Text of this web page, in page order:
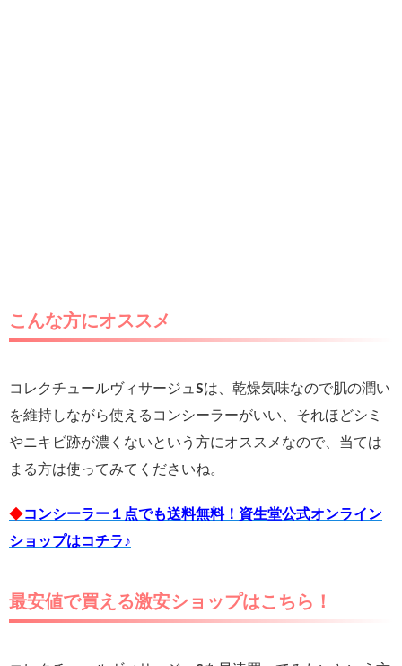
こんな方にオススメ
コレクチュールヴィサージュSは、乾燥気味なので肌の潤い
を維持しながら使えるコンシーラーがいい、それほどシミ
やニキビ跡が濃くないという方にオススメなので、当ては
まる方は使ってみてくださいね。
◆コンシーラー１点でも送料無料！資生堂公式オンライン
ショップはコチラ♪
最安値で買える激安ショップはこちら！